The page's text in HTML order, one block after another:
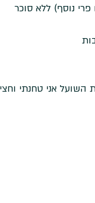
נוסף) ללא סוכר
אני טחנתי